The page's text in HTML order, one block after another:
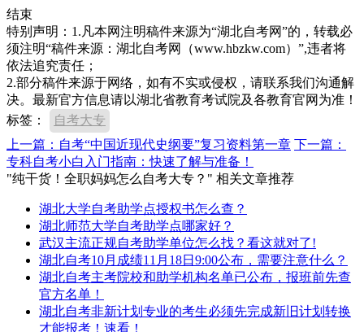
结束
特别声明：1.凡本网注明稿件来源为“湖北自考网”的，转载必
须注明“稿件来源：湖北自考网（www.hbzkw.com）”,违者将
依法追究责任；
2.部分稿件来源于网络，如有不实或侵权，请联系我们沟通解
决。最新官方信息请以湖北省教育考试院及各教育官网为准！
标签：
自考大专
上一篇：自考“中国近现代史纲要”复习资料第一章 下一篇：
专科自考小白入门指南：快速了解与准备！
"纯干货！全职妈妈怎么自考大专？" 相关文章推荐
湖北大学自考助学点授权书怎么查？
湖北师范大学自考助学点哪家好？
武汉主流正规自考助学单位怎么找？看这就对了!
湖北自考10月成绩11月18日9:00公布，需要注意什么？
湖北自考主考院校和助学机构名单已公布，报班前先查
官方名单！
湖北自考非新计划专业的考生必须先完成新旧计划转换
才能报考！速看！